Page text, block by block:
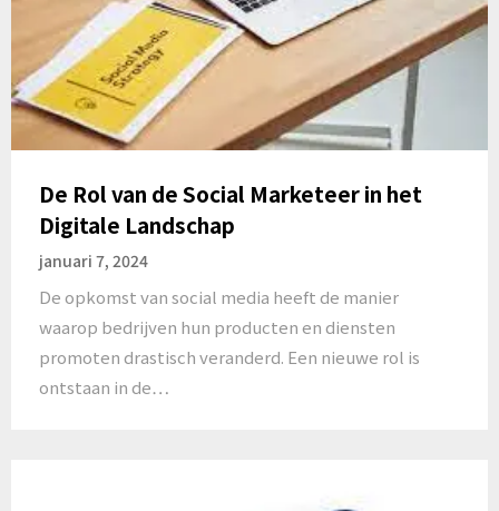
De Rol van de Social Marketeer in het
Digitale Landschap
januari 7, 2024
De opkomst van social media heeft de manier
waarop bedrijven hun producten en diensten
promoten drastisch veranderd. Een nieuwe rol is
ontstaan in de…